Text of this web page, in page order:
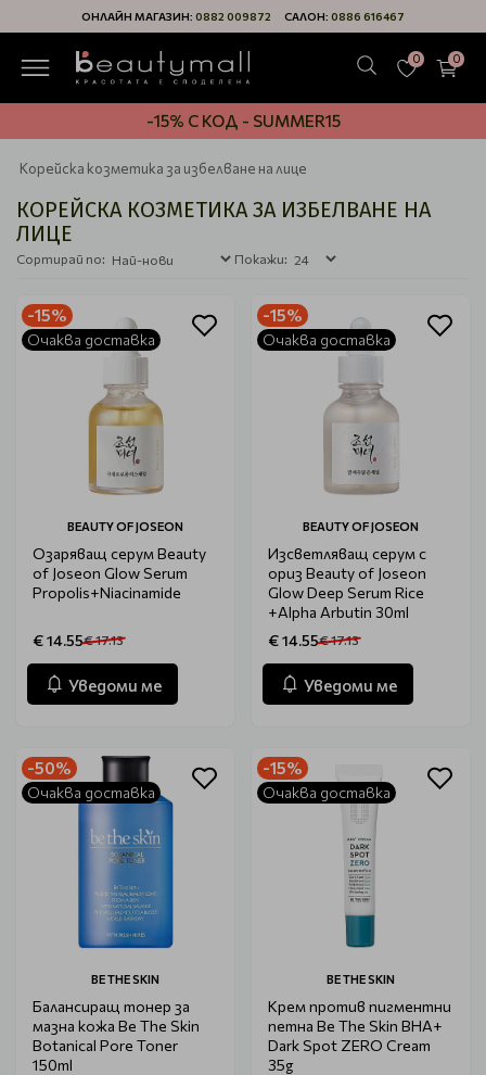
ОНЛАЙН МАГАЗИН: 0882 009872 САЛОН: 0886 616467
0 0
-15% С КОД - SUMMER15
Корейска козметика за избелване на лице
КОРЕЙСКА КОЗМЕТИКА ЗА ИЗБЕЛВАНЕ НА
ЛИЦЕ
Сортирай по: Покажи:
-15%
Очаква доставка
BEAUTY OF JOSEON
Озаряващ серум Beauty
of Joseon Glow Serum
Propolis+Niacinamide
€ 14.55€ 17.13
Уведоми ме
-15%
Очаква доставка
BEAUTY OF JOSEON
Изсветляващ серум с
ориз Beauty of Joseon
Glow Deep Serum Rice
+Alpha Arbutin 30ml
€ 14.55€ 17.13
Уведоми ме
-50%
Очаква доставка
BE THE SKIN
Балансиращ тонер за
мазна кожа Be The Skin
Botanical Pore Toner
150ml
-15%
Очаква доставка
BE THE SKIN
Крем против пигментни
петна Be The Skin BHA+
Dark Spot ZERO Cream
35g